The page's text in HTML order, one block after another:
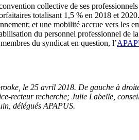
collective de ses
totalisant 1,5 % en 2018 et
et une mobilité accrue vers les
du personnel professionnel de
du syndicat en question, l’
le 25 avril 2018. De gauche à
recteur recherche; Julie Labelle,
délégués APAPUS.